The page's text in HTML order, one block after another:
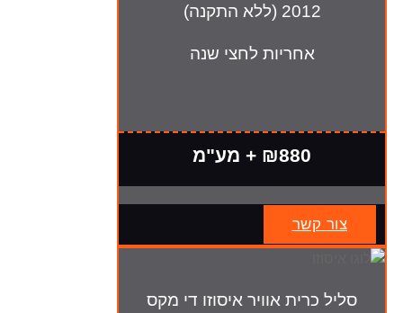
2012 (ללא התקנה)
אחריות לחצי שנה
₪880 + מע"מ
צור קשר
סליל כרית אוויר איסוזו די מקס